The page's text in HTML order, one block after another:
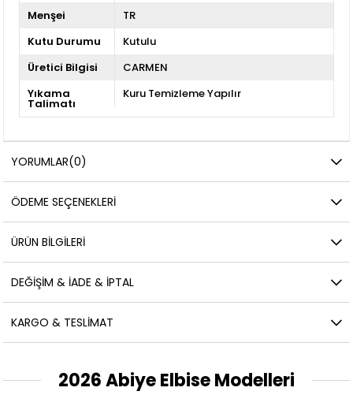
Menşei
TR
Kutu Durumu
Kutulu
Üretici Bilgisi
CARMEN
Yıkama
Talimatı
Kuru Temizleme Yapılır
YORUMLAR(0)
ÖDEME SEÇENEKLERI
ÜRÜN BILGILERI
DEĞIŞIM & İADE & İPTAL
KARGO & TESLIMAT
2026 Abiye Elbise Modelleri